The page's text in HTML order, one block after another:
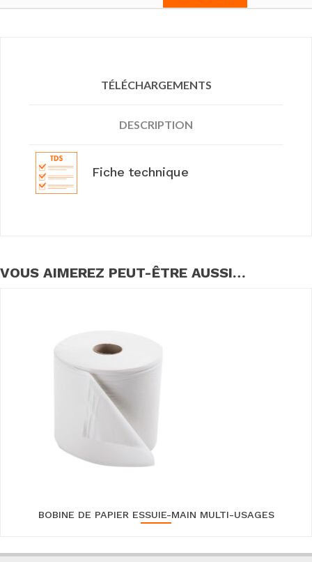
TÉLÉCHARGEMENTS
DESCRIPTION
Fiche technique
VOUS AIMEREZ PEUT-ÊTRE AUSSI…
BOBINE DE PAPIER ESSUIE-MAIN MULTI-USAGES